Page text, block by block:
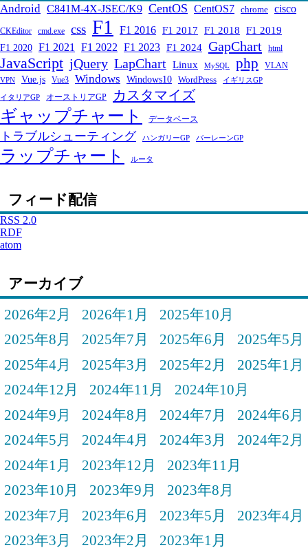
Android C841M-4X-JSEC/K9 CentOS CentOS7 chrome cisco
CKEditor cmd.exe css F1 F1 2016 F1 2017 F1 2018 F1 2019
F1 2020 F1 2021 F1 2022 F1 2023 F1 2024 GapChart html
JavaScript jQuery LapChart Linux MySQL php VLAN
VPN Vue.js Vue3 Windows Windows10 WordPress イギリスGP
イタリアGP オーストリアGP カスタマイズ
ギャップチャート データベース
トラブルシューティング ハンガリーGP バーレーンGP
ラップチャート ルータ
フィード配信
RSS 2.0
RDF
atom
アーカイブ
2026年2月
2026年1月
2025年10月
2025年8月
2025年7月 2025年6月
2025年5月
2025年4月
2025年3月 2025年2月
2025年1月
2024年12月
2024年11月
2024年10月
2024年9月
2024年8月 2024年7月
2024年6月
2024年5月
2024年4月 2024年3月
2024年2月
2024年1月
2023年12月
2023年11月
2023年10月
2023年9月
2023年8月
2023年7月
2023年6月 2023年5月
2023年4月
2023年3月
2023年2月
2023年1月